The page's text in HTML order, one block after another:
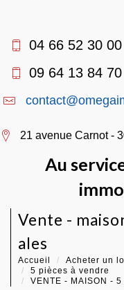
04 66 52 30 00
09 64 13 84 70
21 avenue Carnot -
Au
vente - maison - 5 pieces - 105 m² -
ales
Accueil Acheter un
5 pièces à vendre
VENTE - MAISON -